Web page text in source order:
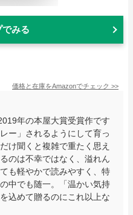
でみる
価格と在庫をAmazonでチェック >>
年の本屋大賞受賞作です
ー」されるようにして育っ
け聞くと複雑で重たく思え
のは不幸ではなく、溢れん
も軽やかで読みやすく、特
中でも随一。「温かい気持
込めて贈るのにこれ以上な